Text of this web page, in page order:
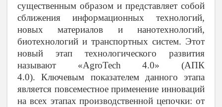
существенным образом и представляет собой
сближения информационных технологий,
новых материалов и нанотехнологий,
биотехнологий и транспортных систем. Этот
новый этап технологического развития
называют «AgroTech 4.0» (АПК
4.0). Ключевым показателем данного этапа
является повсеместное применение инноваций
на всех этапах производственной цепочки: от